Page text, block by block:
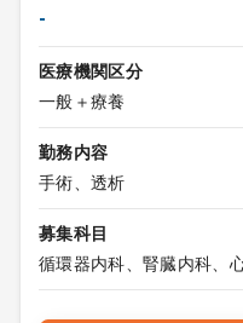
-
医療機関区分
一般＋療養
勤務内容
手術、透析
募集科目
循環器内科、腎臓内科、